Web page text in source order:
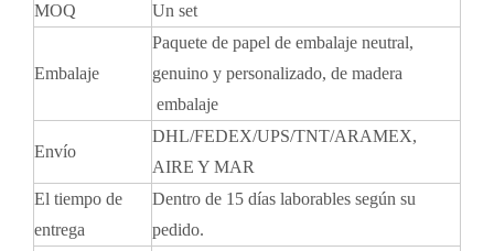
MOQ
Un set
Embalaje
Paquete de papel de embalaje neutral,
genuino y personalizado, de madera
embalaje
Envío
DHL/FEDEX/UPS/TNT/ARAMEX,
AIRE Y MAR
El tiempo de
entrega
Dentro de 15 días laborables según su
pedido.